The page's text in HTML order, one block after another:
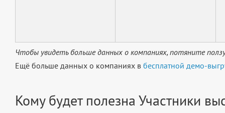
Чтобы увидеть больше данных о компаниях, потяните
Ещё больше данных о компаниях в бесплатной демо-
Кому будет полезна Участники